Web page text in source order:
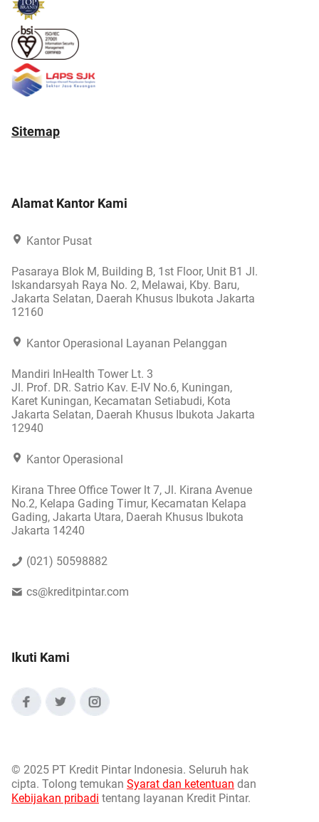
Sitemap
Alamat Kantor Kami
Kantor Pusat
Pasaraya Blok M, Building B, 1st Floor, Unit B1 Jl.
Iskandarsyah Raya No. 2, Melawai, Kby. Baru,
Jakarta Selatan, Daerah Khusus Ibukota Jakarta
12160
Kantor Operasional Layanan Pelanggan
Mandiri InHealth Tower Lt. 3
Jl. Prof. DR. Satrio Kav. E-IV No.6, Kuningan,
Karet Kuningan, Kecamatan Setiabudi, Kota
Jakarta Selatan, Daerah Khusus Ibukota Jakarta
12940
Kantor Operasional
Kirana Three Office Tower lt 7, Jl. Kirana Avenue
No.2, Kelapa Gading Timur, Kecamatan Kelapa
Gading, Jakarta Utara, Daerah Khusus Ibukota
Jakarta 14240
(021) 50598882
cs@kreditpintar.com
Ikuti Kami
© 2025 PT Kredit Pintar Indonesia. Seluruh hak
cipta. Tolong temukan Syarat dan ketentuan dan
Kebijakan pribadi tentang layanan Kredit Pintar.